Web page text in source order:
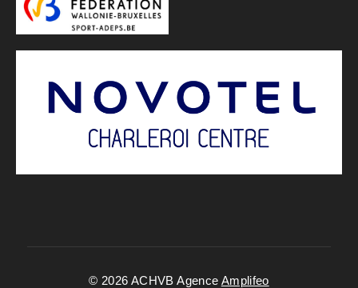
© 2026 ACHVB Agence Amplifeo